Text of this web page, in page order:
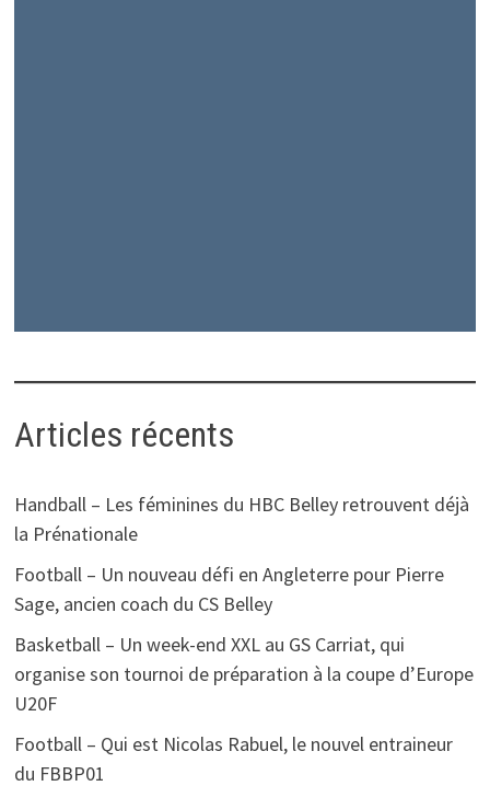
Articles récents
Handball – Les féminines du HBC Belley retrouvent déjà
la Prénationale
Football – Un nouveau défi en Angleterre pour Pierre
Sage, ancien coach du CS Belley
Basketball – Un week-end XXL au GS Carriat, qui
organise son tournoi de préparation à la coupe d’Europe
U20F
Football – Qui est Nicolas Rabuel, le nouvel entraineur
du FBBP01